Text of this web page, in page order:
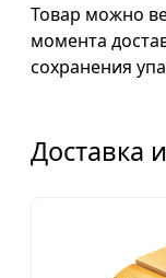
Товар можно
момента
сохранения
Доставка